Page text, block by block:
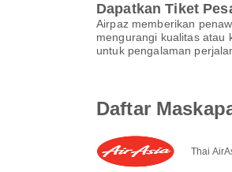
Dapatkan Tiket
Airpaz memberikan
mengurangi kualitas atau
untuk pengalaman
Daftar
Thai